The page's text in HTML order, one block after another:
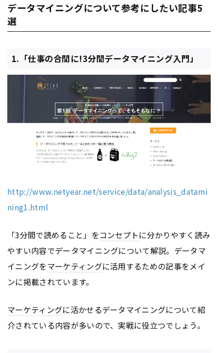
データマイニングについて参考にしたい記事5
選
1.「仕事の合間に!3分間データマイニング入門」
http://www.netyear.net/service/data/analysis_datami
ning1.html
「3分間で読めること」をコンセプトに分かりやすく読み
やすい内容でデータマイニングについて解説。データマ
イニングをマーケティングに活用するための記事をメイ
ンに掲載されています。
マーケティングに活かせるデータマイニングについて紹
介されている内容が多いので、実戦に役立つでしょう。